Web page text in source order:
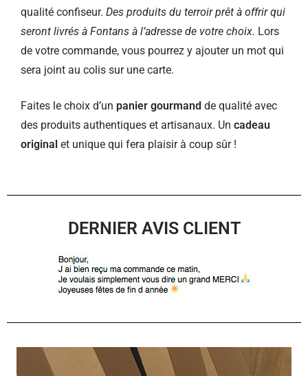
qualité confiseur. Des produits du terroir prêt à offrir qui
seront livrés à Fontans à l’adresse de votre choix. Lors
de votre commande, vous pourrez y ajouter un mot qui
sera joint au colis sur une carte.
Faites le choix d’un panier gourmand de qualité avec
des produits authentiques et artisanaux. Un cadeau
original et unique qui fera plaisir à coup sûr !
DERNIER AVIS CLIENT